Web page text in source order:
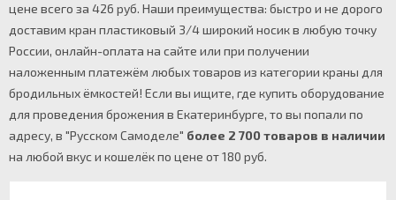
цене всего за 426 руб. Наши преимущества: быстро и не дорого
доставим кран пластиковый 3/4 широкий носик в любую точку
России, онлайн-оплата на сайте или при получении
наложенным платежём любых товаров из категории краны для
бродильных ёмкостей! Если вы ищите, где купить оборудование
для проведения брожения в Екатеринбурге, то вы попали по
адресу, в "Русском Самоделе" более 2 700 товаров в наличии
на любой вкус и кошелёк по цене от 180 руб.